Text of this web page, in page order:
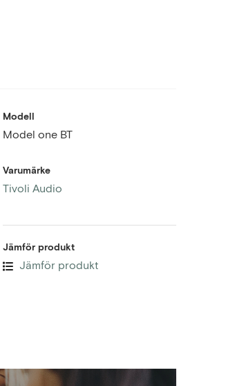
Modell
Model one BT
Varumärke
Tivoli Audio
Jämför produkt
Jämför produkt